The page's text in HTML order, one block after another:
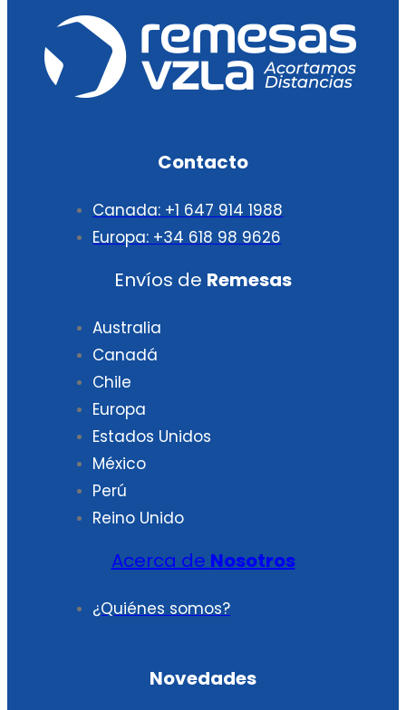
Contacto
Canada: +1 647 914 1988
Europa: +34 618 98 9626
Envíos de Remesas
Australia
Canadá
Chile
Europa
Estados Unidos
México
Perú
Reino Unido
Acerca de Nosotros
¿Quiénes somos?
Novedades